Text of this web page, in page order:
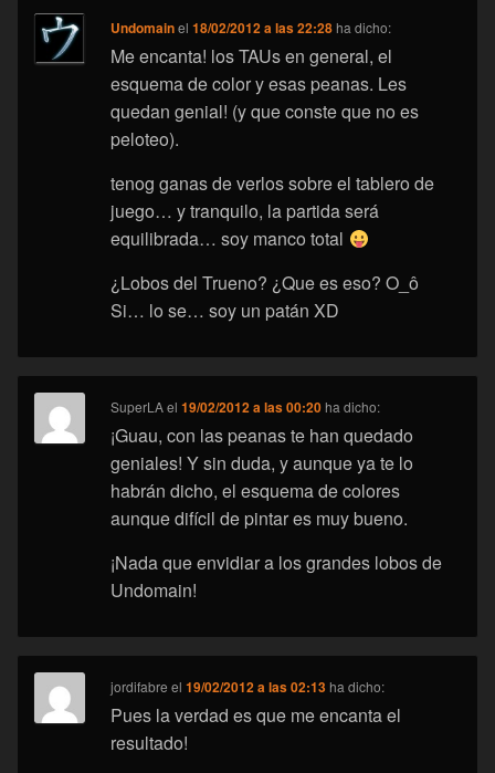
Undomainel18/02/2012 a las 22:28 ha dicho:
Me encanta! los TAUs en general, el
esquema de color y esas peanas. Les
quedan genial! (y que conste que no es
peloteo).
tenog ganas de verlos sobre el tablero de
juego… y tranquilo, la partida será
equilibrada… soy manco total
¿Lobos del Trueno? ¿Que es eso? O_ô
Si… lo se… soy un patán XD
SuperLAel19/02/2012 a las 00:20 ha dicho:
¡Guau, con las peanas te han quedado
geniales! Y sin duda, y aunque ya te lo
habrán dicho, el esquema de colores
aunque difícil de pintar es muy bueno.
¡Nada que envidiar a los grandes lobos de
Undomain!
jordifabre el19/02/2012 a las 02:13 ha dicho:
Pues la verdad es que me encanta el
resultado!